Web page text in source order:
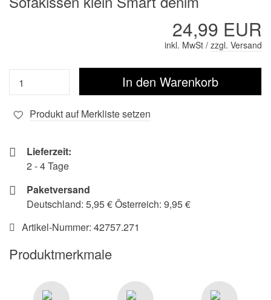
24,99 EUR
inkl. MwSt / zzgl. Versand
Produkt auf Merkliste setzen
Lieferzeit:
2 - 4 Tage
Paketversand
Deutschland: 5,95 € Österreich: 9,95 €
Artikel-Nummer: 42757.271
Produktmerkmale